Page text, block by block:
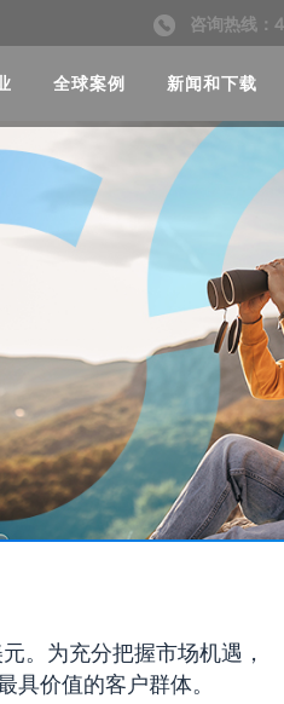
咨询热线：
全球案例 新闻和下载
。为充分把握市场机遇，
价值的客户群体。